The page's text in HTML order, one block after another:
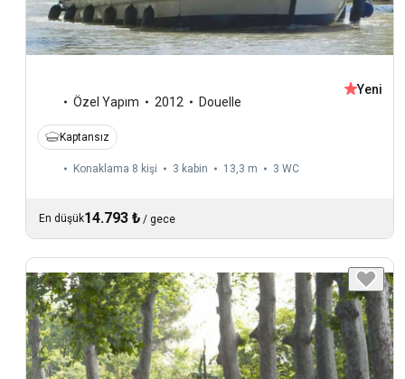
Özel Yapım 2012 Douelle
Yeni
Kaptansız
Konaklama 8 kişi 3 kabin 13,3 m 3 WC
En düşük14.793 ₺ / gece